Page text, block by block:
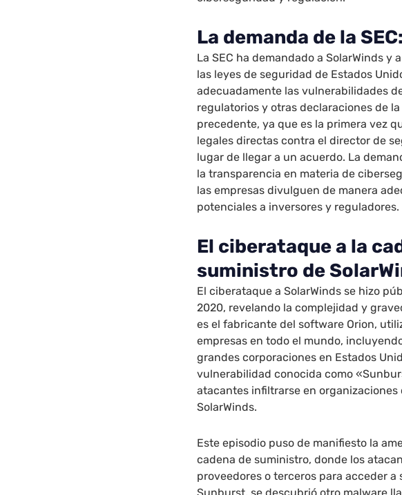
La demanda de la
La SEC ha demandado a SolarWinds y
las leyes de seguridad de Estados
adecuadamente las vulnerabilidades
regulatorios y otras declaraciones de
precedente, ya que es la primera vez
legales directas contra el director de
lugar de llegar a un acuerdo. La
la transparencia en materia de
las empresas divulguen de manera
potenciales a inversores y reguladores.
El ciberataque a la
suministro de
El ciberataque a SolarWinds se hizo
2020, revelando la complejidad y
es el fabricante del software Orion,
empresas en todo el mundo,
grandes corporaciones en Estados
vulnerabilidad conocida como
atacantes infiltrarse en
SolarWinds.
Este episodio puso de manifiesto la
cadena de suministro, donde los
proveedores o terceros para acceder a
Sunburst, se descubrió otro malware